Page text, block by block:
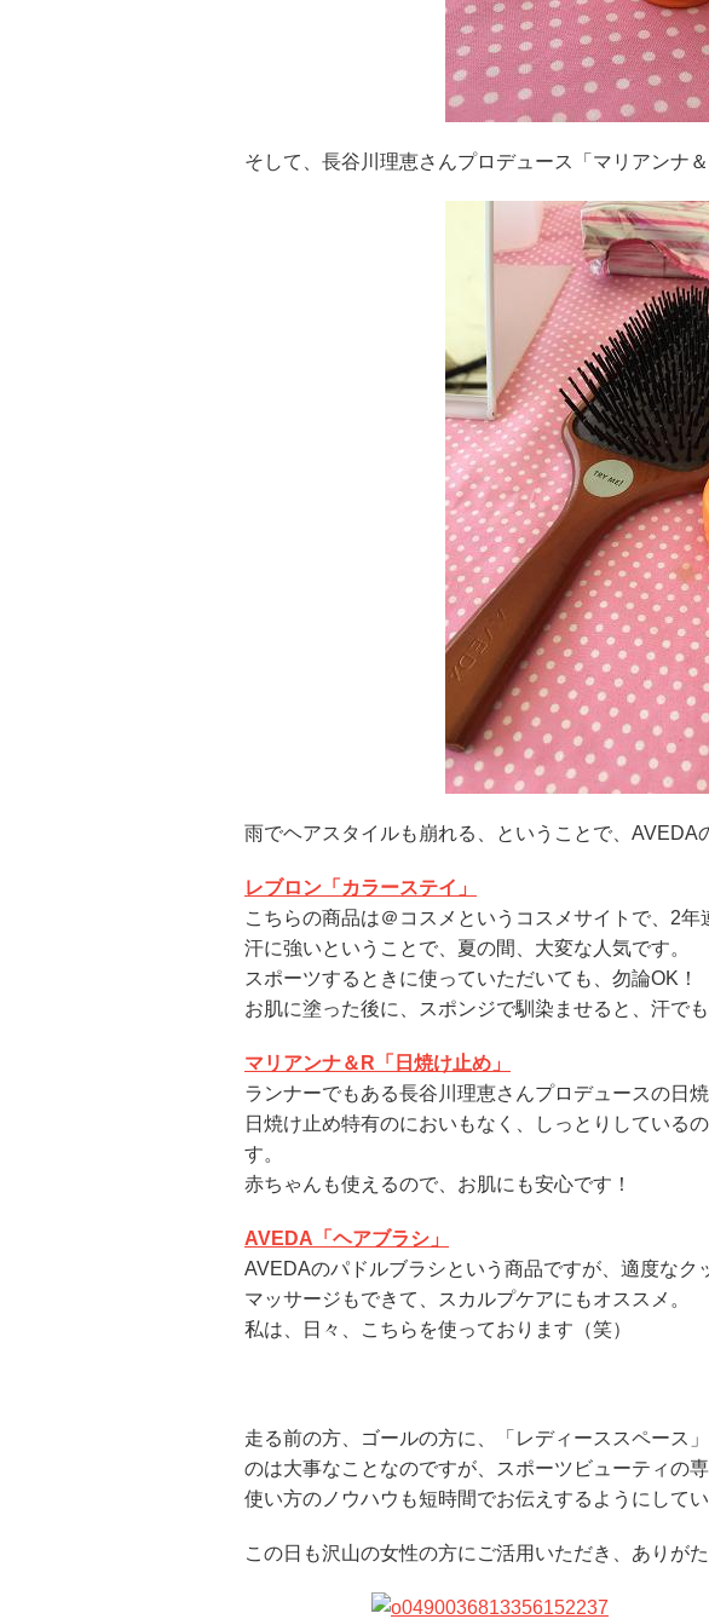
そして、長谷川理恵さんプロデュース「マリアンナ
雨でヘアスタイルも崩れる、ということで、AVEDA
レブロン「カラーステイ」
こちらの商品は＠コスメというコスメサイトで、2年
汗に強いということで、夏の間、大変な人気です。
スポーツするときに使っていただいても、勿論OK！
お肌に塗った後に、スポンジで馴染ませると、汗で
マリアンナ＆R「日焼け止め」
ランナーでもある長谷川理恵さんプロデュースの日焼
日焼け止め特有のにおいもなく、しっとりしている
す。
赤ちゃんも使えるので、お肌にも安心です！
AVEDA「ヘアブラシ」
AVEDAのパドルブラシという商品ですが、適度なク
マッサージもできて、スカルプケアにもオススメ。
私は、日々、こちらを使っております（笑）
走る前の方、ゴールの方に、「レディーススペース
のは大事なことなのですが、スポーツビューティの
使い方のノウハウも短時間でお伝えするようにしてい
この日も沢山の女性の方にご活用いただき、ありが